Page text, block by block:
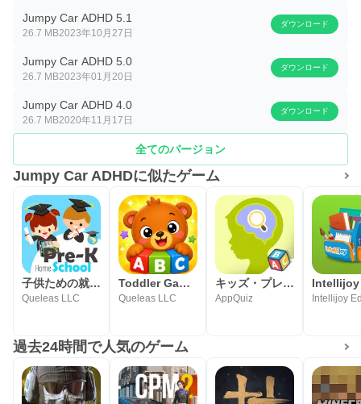
Jumpy Car ADHD 5.1
26.7 MB2023年10月27日
ダウンロード
Jumpy Car ADHD 5.0
26.7 MB2023年01月20日
ダウンロード
Jumpy Car ADHD 4.0
26.7 MB2020年11月17日
ダウンロード
全てのバージョン
Jumpy Car ADHDに似たゲーム
子供ための就学前ゲーム
Queleas LLC
Toddler Games for Kids 2-5
Queleas LLC
キッズ・プレイ・ビジュアル・ゲーム
AppQuiz
過去24時間で人気のゲーム